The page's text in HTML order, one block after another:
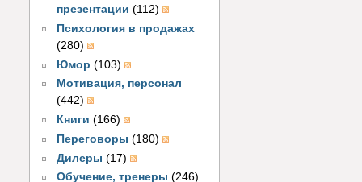
презентации (112)
Психология в продажах
(280)
Юмор (103)
Мотивация, персонал
(442)
Книги (166)
Переговоры (180)
Дилеры (17)
Обучение, тренеры (246)